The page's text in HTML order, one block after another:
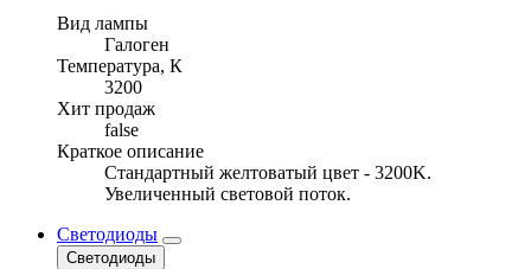
Вид лампы
Галоген
Температура, К
3200
Хит продаж
false
Краткое описание
Стандартный желтоватый цвет - 3200K.
Увеличенный световой поток.
Светодиоды
Светодиоды